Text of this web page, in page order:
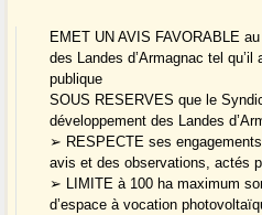
EMET UN AVIS FAVORABLE
des Landes d’Armagnac tel qu’il
publique
SOUS RESERVES que le
développement des Landes
➢ RESPECTE ses
avis et des observations, actés
➢ LIMITE à 100 ha maximum
d’espace à vocation